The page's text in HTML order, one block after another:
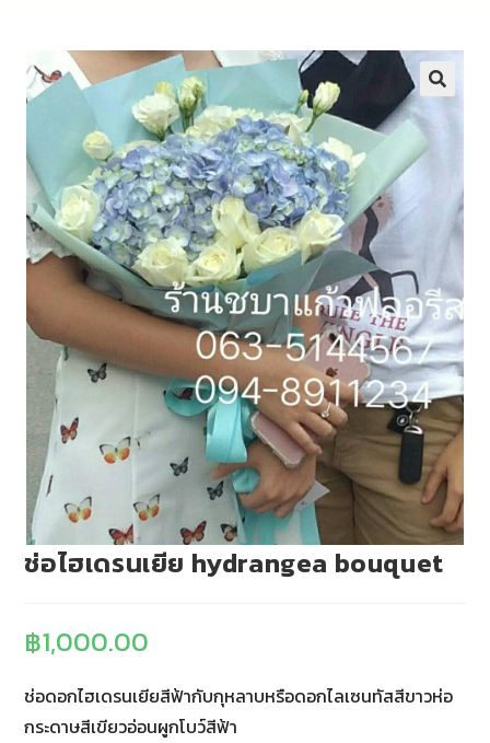
ช่อไฮเดรนเยีย hydrangea bouquet
฿1,000.00
ช่อดอกไฮเดรนเยียสีฟ้ากับกุหลาบหรือดอกไลเซนทัสสีขาวห่อ
กระดาษสีเขียวอ่อนผูกโบว์สีฟ้า